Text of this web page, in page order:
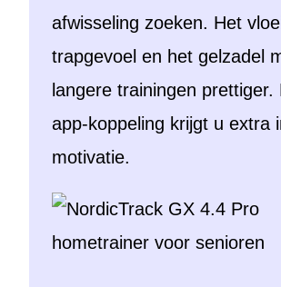
afwisseling zoeken. Het
trapgevoel en het gelzadel
langere trainingen prettiger.
app-koppeling krijgt u extra
motivatie.